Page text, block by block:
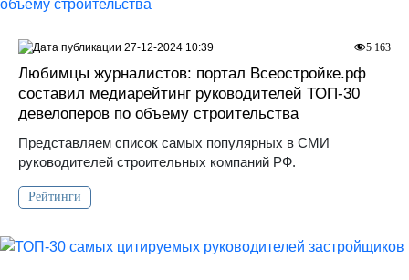
Любимцы журналистов: портал Всеостройке.рф
составил медиарейтинг руководителей ТОП-30
девелоперов по объему строительства
Представляем список самых популярных в СМИ
руководителей строительных компаний РФ.
Рейтинги
5 163
27-12-2024 10:39